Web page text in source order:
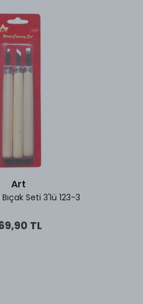
Art
Bıçak Seti 3'lü 123-3
TL